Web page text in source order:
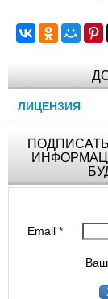
ЛИЦЕНЗИЯ
Email*